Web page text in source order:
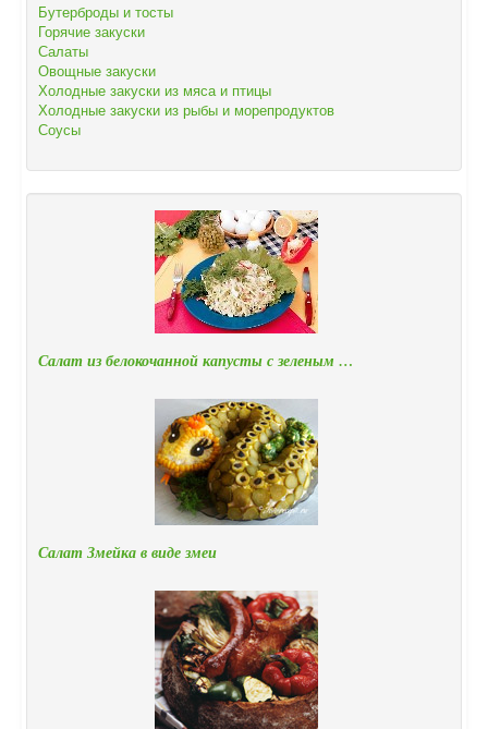
Бутерброды и тосты
Горячие закуски
Салаты
Овощные закуски
Холодные закуски из мяса и птицы
Холодные закуски из рыбы и морепродуктов
Соусы
Салат из белокочанной капусты с зеленым …
Салат Змейка в виде змеи